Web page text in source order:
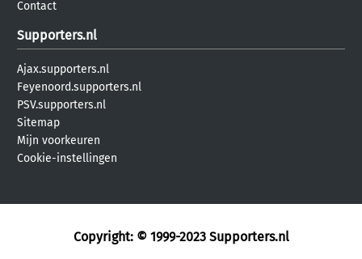
Contact
Supporters.nl
Ajax.supporters.nl
Feyenoord.supporters.nl
PSV.supporters.nl
Sitemap
Mijn voorkeuren
Cookie-instellingen
Copyright: © 1999-2023 Supporters.nl